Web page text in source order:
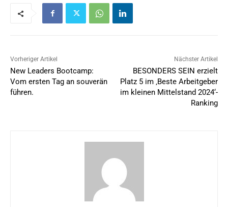
Vorheriger Artikel
New Leaders Bootcamp:
Vom ersten Tag an souverän
führen.
Nächster Artikel
BESONDERS SEIN erzielt
Platz 5 im ‚Beste Arbeitgeber
im kleinen Mittelstand 2024‘-
Ranking